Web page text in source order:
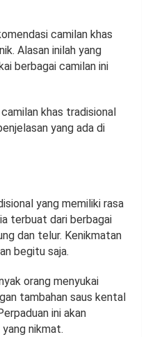
camilan khas
Alasan inilah yang
berbagai camilan ini
khas tradisional
yang ada di
yang memiliki rasa
terbuat dari berbagai
dan telur. Kenikmatan
begitu saja.
orang menyukai
tambahan saus kental
ini akan
nikmat.